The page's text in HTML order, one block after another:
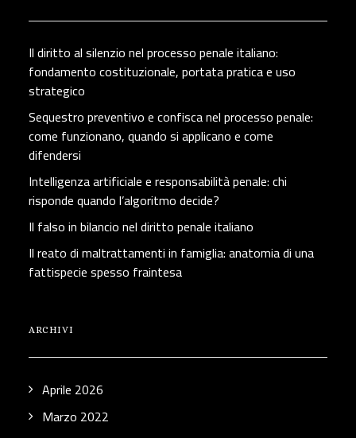
Il diritto al silenzio nel processo penale italiano:
fondamento costituzionale, portata pratica e uso
strategico
Sequestro preventivo e confisca nel processo penale:
come funzionano, quando si applicano e come
difendersi
Intelligenza artificiale e responsabilità penale: chi
risponde quando l’algoritmo decide?
Il falso in bilancio nel diritto penale italiano
Il reato di maltrattamenti in famiglia: anatomia di una
fattispecie spesso fraintesa
ARCHIVI
Aprile 2026
Marzo 2022